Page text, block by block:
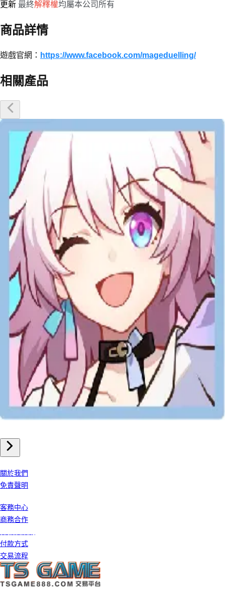
更新 最終解釋權均屬本公司所有
商品詳情
遊戲官網： https://www.facebook.com/mageduelling/
相關產品
手機遊戲
崩壞星穹鐵道 儲值
關於我們
免責聲明
客務中心
商務合作
付款方式
交易流程